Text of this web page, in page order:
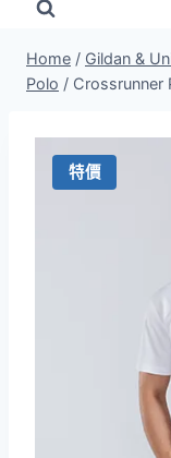
Home / Gildan &
Polo / Crossrunner
特價